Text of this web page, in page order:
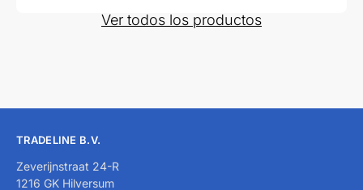
Ver todos los productos
TRADELINE B.V.
Zeverijnstraat 24-R
1216 GK Hilversum